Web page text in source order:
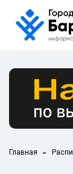
Главная